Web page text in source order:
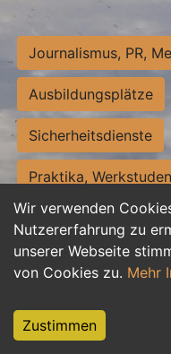
Wir verwenden
Nutzererfahrung zu
unserer Webseite
von Cookies zu. Mehr
Zustimmen
Journalismus, PR,
Ausbildungsplätze
Sicherheitsdienste
Praktika,
Personalwesen
Hilfskräfte, Aushilfs-
Weiterbildung,